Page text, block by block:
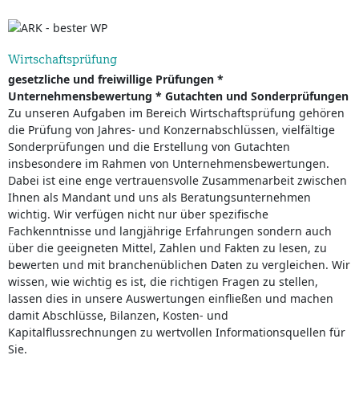
Wirtschaftsprüfung
gesetzliche und freiwillige Prüfungen *
Unternehmensbewertung * Gutachten und Sonderprüfungen
Zu unseren Aufgaben im Bereich Wirtschaftsprüfung gehören
die Prüfung von Jahres- und Konzernabschlüssen, vielfältige
Sonderprüfungen und die Erstellung von Gutachten
insbesondere im Rahmen von Unternehmensbewertungen.
Dabei ist eine enge vertrauensvolle Zusammenarbeit zwischen
Ihnen als Mandant und uns als Beratungsunternehmen
wichtig. Wir verfügen nicht nur über spezifische
Fachkenntnisse und langjährige Erfahrungen sondern auch
über die geeigneten Mittel, Zahlen und Fakten zu lesen, zu
bewerten und mit branchenüblichen Daten zu vergleichen. Wir
wissen, wie wichtig es ist, die richtigen Fragen zu stellen,
lassen dies in unsere Auswertungen einfließen und machen
damit Abschlüsse, Bilanzen, Kosten- und
Kapitalflussrechnungen zu wertvollen Informationsquellen für
Sie.